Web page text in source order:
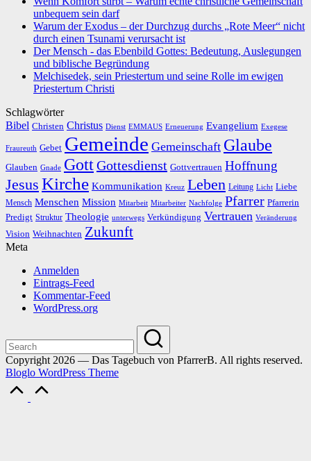
unbequem sein darf
Warum der Exodus – der Durchzug durchs „Rote Meer“ nicht
durch einen Tsunami verursacht ist
Der Mensch - das Ebenbild Gottes: Bedeutung, Auslegungen
und biblische Begründung
Melchisedek, sein Priestertum und seine Rolle im ewigen
Priestertum Christi
Schlagwörter
Bibel Christen Christus Dienst EMMAUS Erneuerung Evangelium Exegese
Fraureuth Gebet Gemeinde Gemeinschaft Glaube
Glauben Gnade GottGottesdienst Gottvertrauen Hoffnung
Jesus Kirche Kommunikation Kreuz Leben Leitung Licht Liebe
Mensch Menschen Mission Mitarbeit Mitarbeiter Nachfolge Pfarrer Pfarrerin
Predigt Struktur Theologie unterwegs Verkündigung Vertrauen Veränderung
Vision Weihnachten Zukunft
Meta
Anmelden
Eintrags-Feed
Kommentar-Feed
WordPress.org
Copyright 2026 — Das Tagebuch von PfarrerB. All rights reserved.
Bloglo WordPress Theme